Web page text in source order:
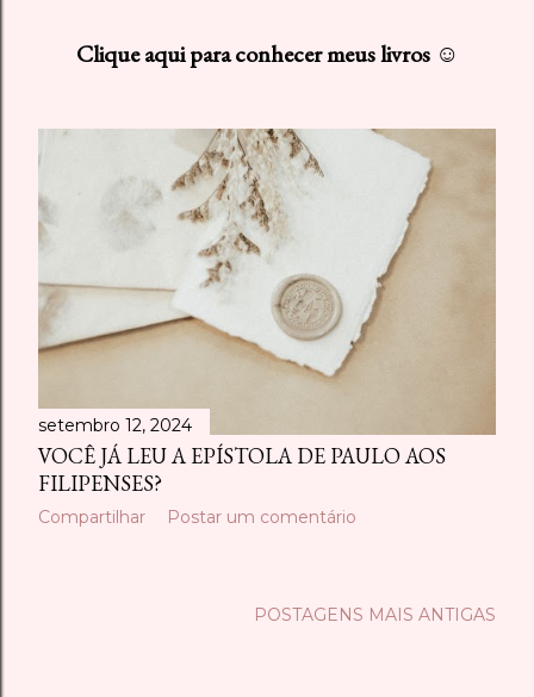
a
g
e
n
s
Clique aqui para conhecer meus livros ☺
setembro 12, 2024
VOCÊ JÁ LEU A EPÍSTOLA DE PAULO AOS
FILIPENSES?
Compartilhar Postar um comentário
POSTAGENS MAIS ANTIGAS